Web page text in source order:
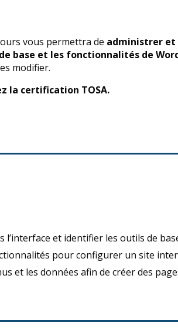
vous permettra de administrer et
base et les fonctionnalités de
modifier.
la certification TOSA.
l’interface et identifier les outils de
pour configurer un site
et les données afin de créer des